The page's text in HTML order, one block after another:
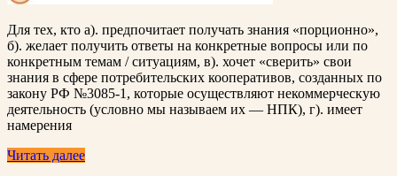
Для тех, кто а). предпочитает получать знания «порционно»,
б). желает получить ответы на конкретные вопросы или по
конкретным темам / ситуациям, в). хочет «сверить» свои
знания в сфере потребительских кооперативов, созданных по
закону РФ №3085-1, которые осуществляют некоммерческую
деятельность (условно мы называем их — НПК), г). имеет
намерения
Читать далее